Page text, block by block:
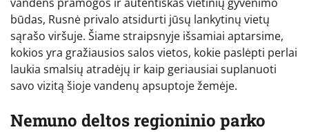
būdas, Rusnė privalo atsidurti jūsų lankytinų vietų
sąrašo viršuje. Šiame straipsnyje išsamiai aptarsime,
kokios yra gražiausios salos vietos, kokie paslėpti perlai
laukia smalsių atradėjų ir kaip geriausiai suplanuoti
savo vizitą šioje vandenų apsuptoje žemėje.
Nemuno deltos regioninio parko